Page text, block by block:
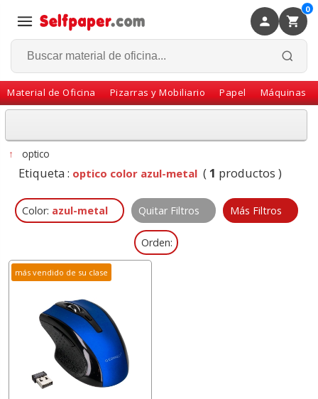
0
Material de Oficina Pizarras y Mobiliario Papel Máquinas
Volver
↑ optico
Etiqueta : optico color azul-metal (1 productos )
Color: azul-metal Quitar Filtros Más Filtros
Orden:
más vendido de su clase